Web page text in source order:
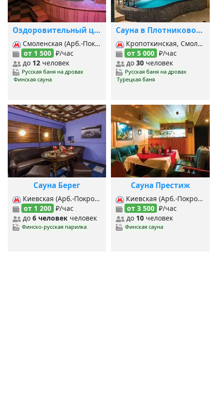
Оздоровительный центр Арка на Арбате
Смоленская (Арб.-Покровская), Смоленская (Филевская), Арбатская (Арб.-Покровская), Арбатская (Филевская),
от 1 500 ₽/час
до 12 человек
Русская баня на дровах
Финская сауна
Сауна в Плотниковом переулке
Кропоткинская, Смоленская (Арб.-Покровская), Смоленская (Филевская),
от 5 000 ₽/час
до 30человек
Русская баня на дровах
Турецкая баня
Сауна Берег
Киевская (Арб.-Покровская), Киевская (Филевская), Киевская (Кольцевая), Кутузовская (Филевская), Кутузовская (МЦК), Парк культуры (Сокольническая), Парк культуры (Кольцевая), Смоленская (Арб.-Покровская), Смоленская (Филевская), Спортивная, Студенческая, Лужники, Фрунзенская,
от 1 200 ₽/час
до 6 человек человек
Финско-русская парилка
Сауна Престиж
Киевская (Арб.-Покровская), Киевская (Кольцевая), Киевская (Филевская), Смоленская (Арб.-Покровская), Смоленская (Филевская),
от 3 500 ₽/час
до 10человек
Финская сауна